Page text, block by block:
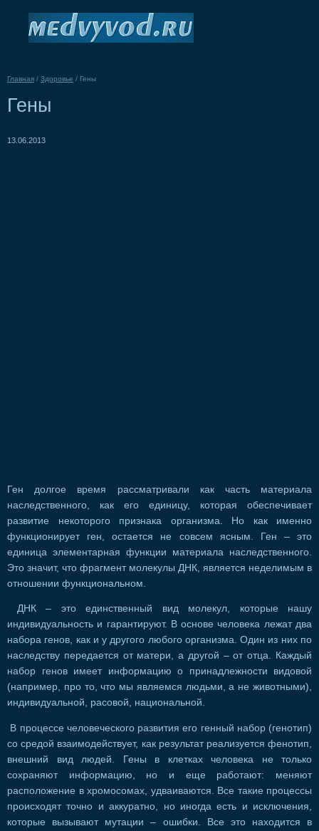
Главная / Здоровье / Гены
Гены
13.06.2013
Ген долгое время рассматривали как часть материала
наследственного, как его единицу, которая обеспечивает
развитие некоторого признака организма. Но как именно
функционирует ген, остается не совсем ясным. Ген – это
единица элементарная функции материала наследственного.
Это значит, что фрагмент молекулы ДНК, является неделимым в
отношении функциональном.
ДНК – это единственный вид молекул, которые нашу
индивидуальность и гарантируют. В основе человека лежат два
набора генов, как и у другого любого организма. Один из них по
наследству передается от матери, а другой – от отца. Каждый
набор генов имеет информацию о принадлежности видовой
(например, про то, что мы являемся людьми, а не животными),
индивидуальной, расовой, национальной.
В процессе человеческого развития его генный набор (генотип)
со средой взаимодействует, как результат реализуется фенотип,
внешний вид людей. Гены в клетках человека не только
сохраняют информацию, но и еще работают: меняют
расположение в хромосомах, удваиваются. Все такие процессы
происходят точно и аккуратно, но иногда есть и исключения,
которые вызывают мутации – ошибки. Все это находится в